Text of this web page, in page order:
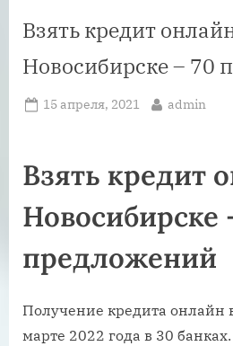
Взять кредит
Новосибирске – 70
Posted
15 апреля, 2021 By
admin
Взять кредит
Новосибирске
предложений
Получение кредита онлайн
марте 2022 года в 30